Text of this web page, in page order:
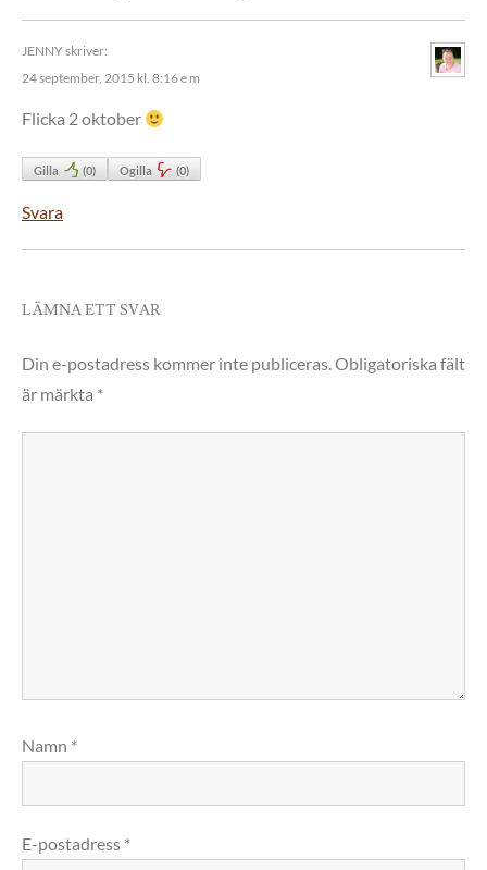
JENNYskriver:
24 september, 2015 kl. 8:16 e m
Flicka 2 oktober
Gilla (0) Ogilla (0)
Svara
LÄMNA ETT SVAR
Din e-postadress kommer inte publiceras.Obligatoriska fält
är märkta *
Namn *
E-postadress *